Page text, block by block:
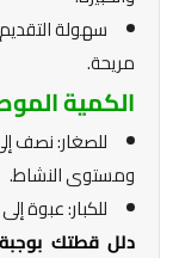
سهولة
مريحة.
الكمية
للصغار: نصف
ومستوى النشاط.
للكبار: عبوة
دلل قطتك